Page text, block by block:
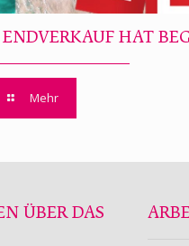
ENDVERKAUF HAT
Mehr
ÜBER DAS